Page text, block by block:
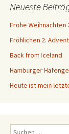
Neueste
Frohe Weihnachten
Fröhlichen 2.
Back from Iceland.
Hamburger
Heute ist mein
Suchen